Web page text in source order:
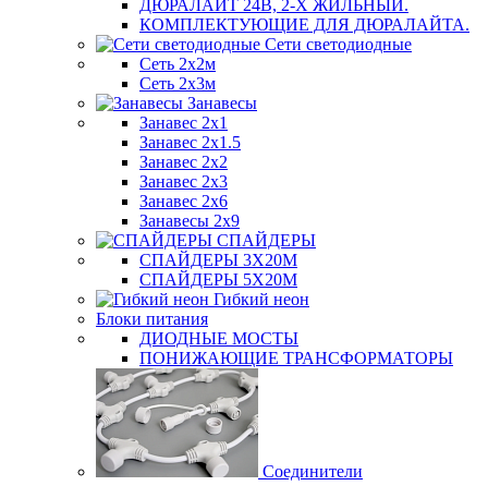
ДЮРАЛАЙТ 24В, 2-Х ЖИЛЬНЫЙ.
КОМПЛЕКТУЮЩИЕ ДЛЯ ДЮРАЛАЙТА.
Сети светодиодные
Сеть 2х2м
Сеть 2х3м
Занавесы
Занавес 2х1
Занавес 2х1.5
Занавес 2х2
Занавес 2х3
Занавес 2х6
Занавесы 2х9
СПАЙДЕРЫ
СПАЙДЕРЫ 3Х20М
СПАЙДЕРЫ 5Х20М
Гибкий неон
Блоки питания
ДИОДНЫЕ МОСТЫ
ПОНИЖАЮЩИЕ ТРАНСФОРМАТОРЫ
Соединители